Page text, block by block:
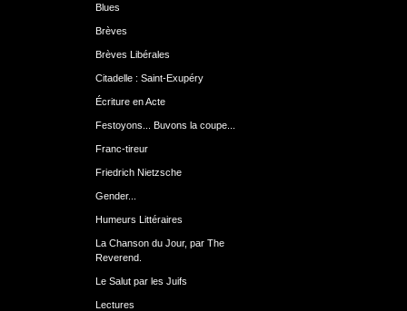
Blues
Brèves
Brèves Libérales
Citadelle : Saint-Exupéry
Écriture en Acte
Festoyons... Buvons la coupe...
Franc-tireur
Friedrich Nietzsche
Gender...
Humeurs Littéraires
La Chanson du Jour, par The
Reverend.
Le Salut par les Juifs
Lectures